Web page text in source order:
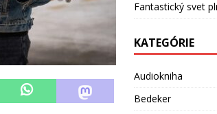
Fantastický svet
KATEGÓRIE
Audiokniha
Bedeker